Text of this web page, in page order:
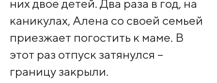
них двое детей. Два раза в год, на
каникулах, Алена со своей семьей
приезжает погостить к маме. В
этот раз отпуск затянулся –
границу закрыли.